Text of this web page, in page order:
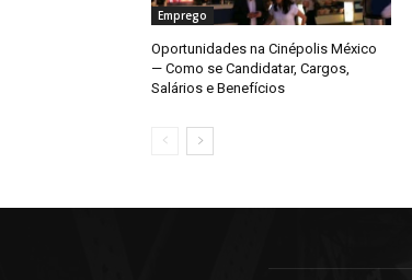
Emprego
Oportunidades na Cinépolis México
— Como se Candidatar, Cargos,
Salários e Benefícios